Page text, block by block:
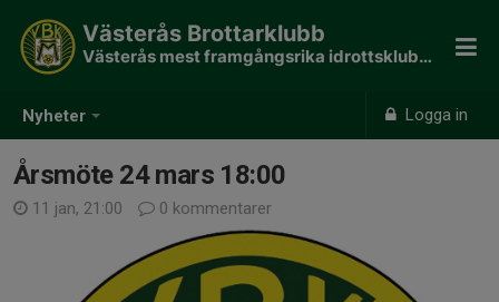
Nyheter Logga in
Västerås Brottarklubb
Västerås mest framgångsrika idrottsklubb - 190 SM guld
Årsmöte 24 mars 18:00
11 jan, 21:00 0 kommentarer